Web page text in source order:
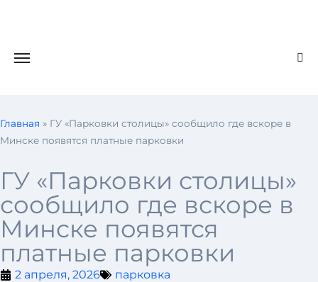
Главная » ГУ «Парковки столицы» сообщило где вскоре в
Минске появятся платные парковки
ГУ «Парковки столицы»
сообщило где вскоре в
Минске появятся
платные парковки
2 апреля, 2026 парковка